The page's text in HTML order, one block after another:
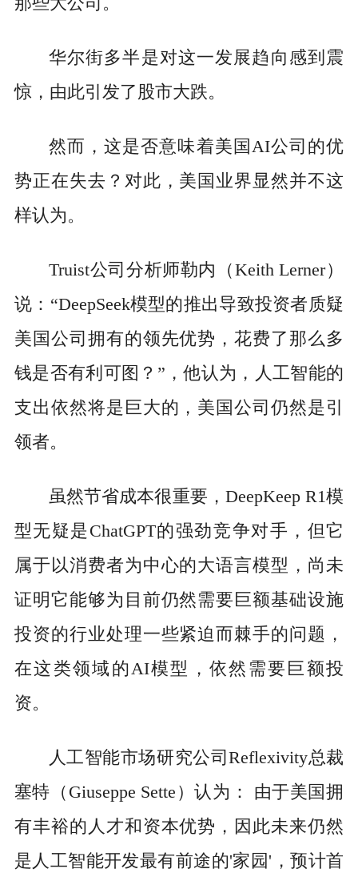
华尔街多半是对这一发展趋向感到震
惊，由此引发了股市大跌。
然而，这是否意味着美国AI公司的优
势正在失去？对此，美国业界显然并不这
样认为。
Truist公司分析师勒内（Keith Lerner）
说：“DeepSeek模型的推出导致投资者质疑
美国公司拥有的领先优势，花费了那么多
钱是否有利可图？”，他认为，人工智能的
支出依然将是巨大的，美国公司仍然是引
领者。
虽然节省成本很重要，DeepKeep R1模
型无疑是ChatGPT的强劲竞争对手，但它
属于以消费者为中心的大语言模型，尚未
证明它能够为目前仍然需要巨额基础设施
投资的行业处理一些紧迫而棘手的问题，
在这类领域的AI模型，依然需要巨额投
资。
人工智能市场研究公司Reflexivity总裁
塞特（Giuseppe Sette）认为： 由于美国拥
有丰裕的人才和资本优势，因此未来仍然
是人工智能开发最有前途的'家园'，预计首